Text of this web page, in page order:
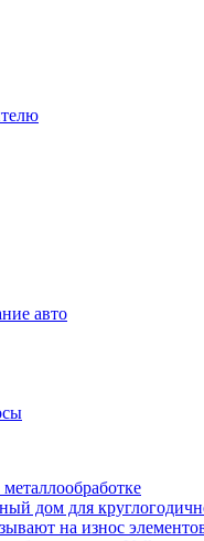
авто
дом для
на износ